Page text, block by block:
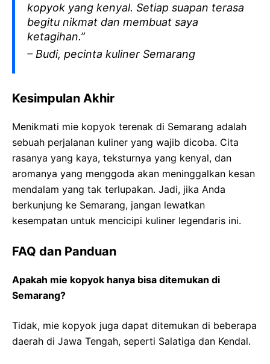
kopyok yang kenyal. Setiap suapan terasa
begitu nikmat dan membuat saya
ketagihan.”
– Budi, pecinta kuliner Semarang
Kesimpulan Akhir
Menikmati mie kopyok terenak di Semarang adalah
sebuah perjalanan kuliner yang wajib dicoba. Cita
rasanya yang kaya, teksturnya yang kenyal, dan
aromanya yang menggoda akan meninggalkan kesan
mendalam yang tak terlupakan. Jadi, jika Anda
berkunjung ke Semarang, jangan lewatkan
kesempatan untuk mencicipi kuliner legendaris ini.
FAQ dan Panduan
Apakah mie kopyok hanya bisa ditemukan di
Semarang?
Tidak, mie kopyok juga dapat ditemukan di beberapa
daerah di Jawa Tengah, seperti Salatiga dan Kendal.